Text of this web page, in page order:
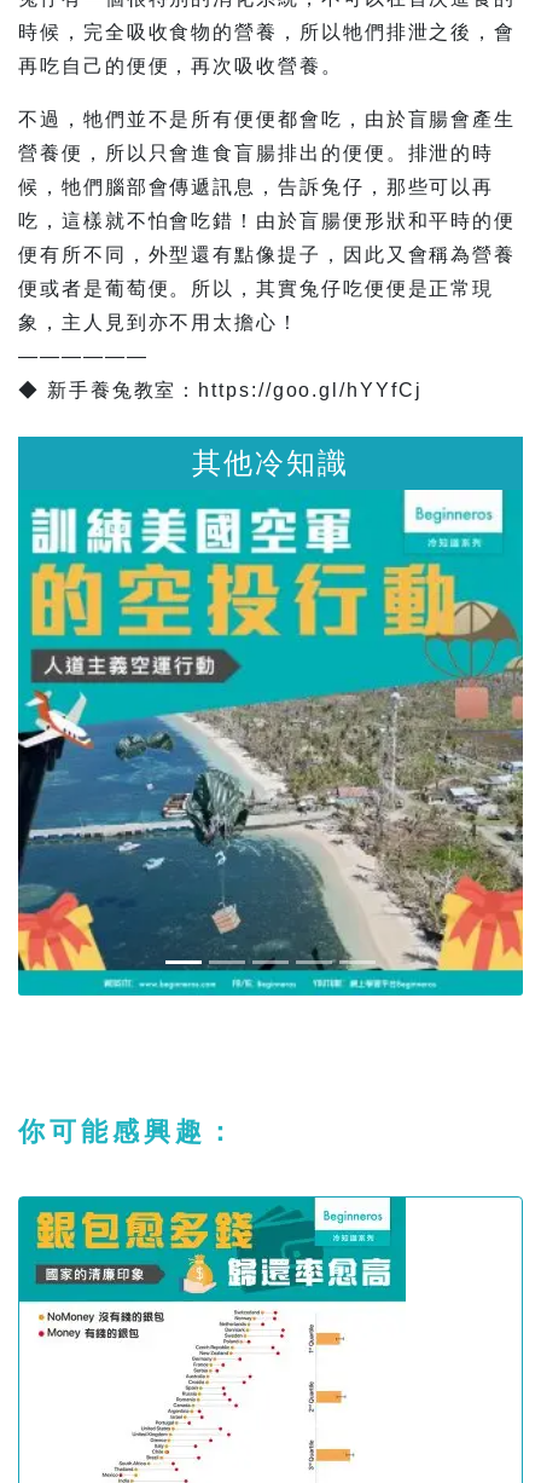
時候，完全吸收食物的營養，所以牠們排泄之後，會
再吃自己的便便，再次吸收營養。
不過，牠們並不是所有便便都會吃，由於盲腸會產生
營養便，所以只會進食盲腸排出的便便。排泄的時
候，牠們腦部會傳遞訊息，告訴兔仔，那些可以再
吃，這樣就不怕會吃錯！由於盲腸便形狀和平時的便
便有所不同，外型還有點像提子，因此又會稱為營養
便或者是葡萄便。所以，其實兔仔吃便便是正常現
象，主人見到亦不用太擔心！
——————
◆ 新手養兔教室：https://goo.gl/hYYfCj
你可能感興趣：